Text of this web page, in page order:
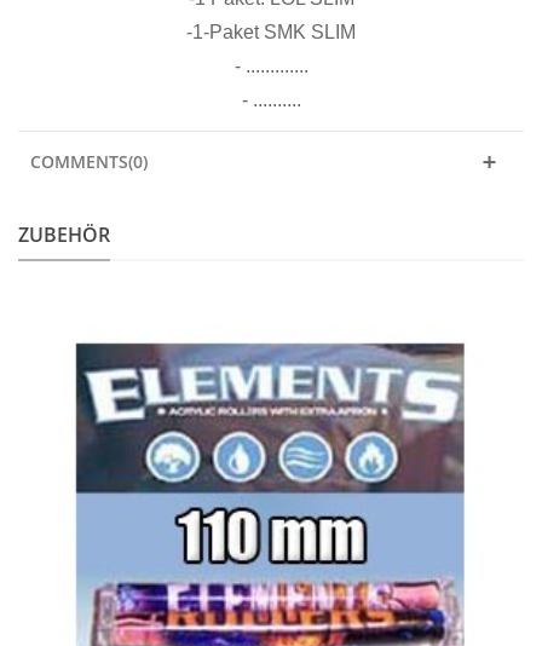
-1-Paket SMK SLIM
- .............
- ..........
COMMENTS(0)
ZUBEHÖR